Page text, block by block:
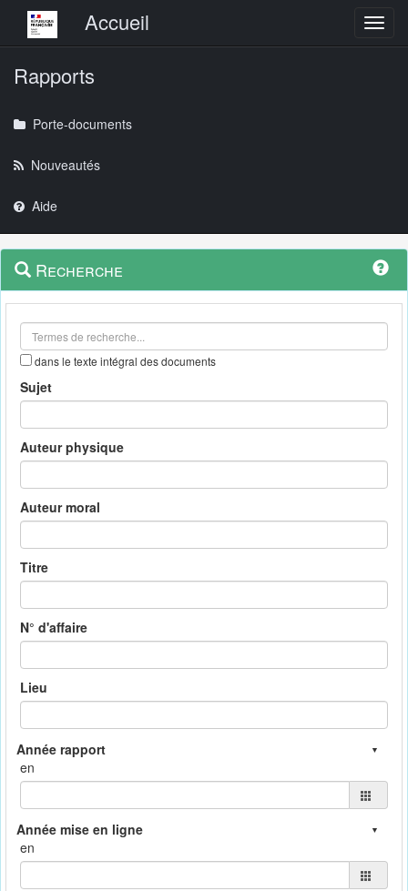
Menu principalAccueil
Rapports
Porte-documents
Nouveautés
Aide
Navigation
outils
Menu
contextuel
Recherche
dans le texte intégral des documents
Sujet
Auteur physique
Auteur moral
Titre
N° d'affaire
Lieu
en
en